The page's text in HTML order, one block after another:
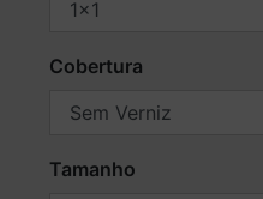
Cobertura
Tamanho